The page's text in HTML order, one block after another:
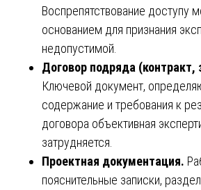
Воспрепятствование доступу
основанием для признания
недопустимой.
Договор подряда (контракт,
Ключевой документ,
содержание и требования к
договора объективная
затрудняется.
Проектная документация.
пояснительные записки,